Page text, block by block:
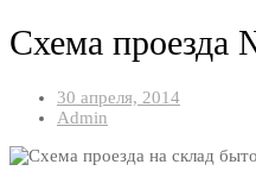
Схема проезда
30 апреля, 2014
Admin